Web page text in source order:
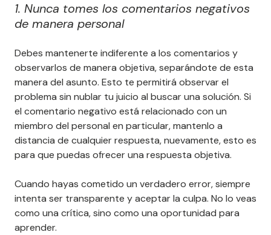
1. Nunca tomes los comentarios negativos
de manera personal
Debes mantenerte indiferente a los comentarios y
observarlos de manera objetiva, separándote de esta
manera del asunto. Esto te permitirá observar el
problema sin nublar tu juicio al buscar una solución. Si
el comentario negativo está relacionado con un
miembro del personal en particular, mantenlo a
distancia de cualquier respuesta, nuevamente, esto es
para que puedas ofrecer una respuesta objetiva.
Cuando hayas cometido un verdadero error, siempre
intenta ser transparente y aceptar la culpa. No lo veas
como una crítica, sino como una oportunidad para
aprender.